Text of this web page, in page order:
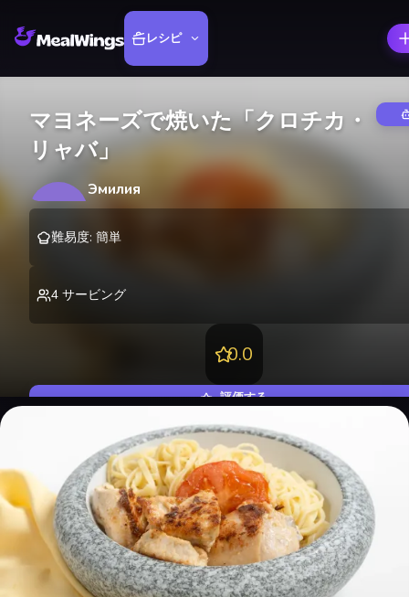
レシピ
マヨネーズで焼いた「クロチカ・
リャバ」
Э
Эмилия
難易度: 簡単
4 サービング
0.0
評価する